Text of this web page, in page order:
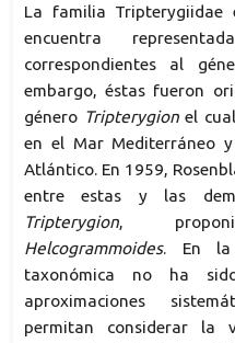
La familia Tripterygiidae
encuentra
correspondientes al
embargo, éstas fueron
géneroTripterygionel
en el Mar Mediterráneo
Atlántico. En 1959,
entre estas y las
Tripterygion,
Helcogrammoides. En la
taxonómica no ha
aproximaciones
permitan considerar la